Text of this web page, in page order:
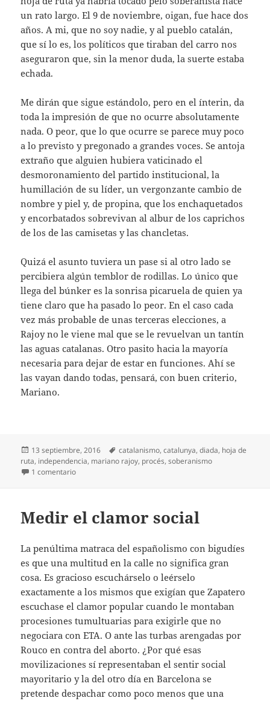
un rato largo. El 9 de noviembre, oigan, fue hace dos
años. A mi, que no soy nadie, y al pueblo catalán,
que sí lo es, los políticos que tiraban del carro nos
aseguraron que, sin la menor duda, la suerte estaba
echada.
Me dirán que sigue estándolo, pero en el ínterin, da
toda la impresión de que no ocurre absolutamente
nada. O peor, que lo que ocurre se parece muy poco
a lo previsto y pregonado a grandes voces. Se antoja
extraño que alguien hubiera vaticinado el
desmoronamiento del partido institucional, la
humillación de su líder, un vergonzante cambio de
nombre y piel y, de propina, que los enchaquetados
y encorbatados sobrevivan al albur de los caprichos
de los de las camisetas y las chancletas.
Quizá el asunto tuviera un pase si al otro lado se
percibiera algún temblor de rodillas. Lo único que
llega del búnker es la sonrisa picaruela de quien ya
tiene claro que ha pasado lo peor. En el caso cada
vez más probable de unas terceras elecciones, a
Rajoy no le viene mal que se le revuelvan un tantín
las aguas catalanas. Otro pasito hacia la mayoría
necesaria para dejar de estar en funciones. Ahí se
las vayan dando todas, pensará, con buen criterio,
Mariano.
Publicado
el
13 septiembre, 2016 Etiquetas
catalanismo,catalunya,diada, hoja de
ruta, independencia, mariano rajoy, procés,soberanismo
1 comentarioen Catalunya, a trompicones
Medir el clamor social
La penúltima matraca del españolismo con bigudíes
es que una multitud en la calle no significa gran
cosa. Es gracioso escuchárselo o leérselo
exactamente a los mismos que exigían que Zapatero
escuchase el clamor popular cuando le montaban
procesiones tumultuarias para exigirle que no
negociara con ETA. O ante las turbas arengadas por
Rouco en contra del aborto. ¿Por qué esas
movilizaciones sí representaban el sentir social
mayoritario y la del otro día en Barcelona se
pretende despachar como poco menos que una